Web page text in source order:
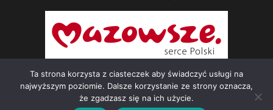
Ta strona korzysta z ciasteczek aby świadczyć usługi na
najwyższym poziomie. Dalsze korzystanie ze strony oznacza,
że zgadzasz się na ich użycie.